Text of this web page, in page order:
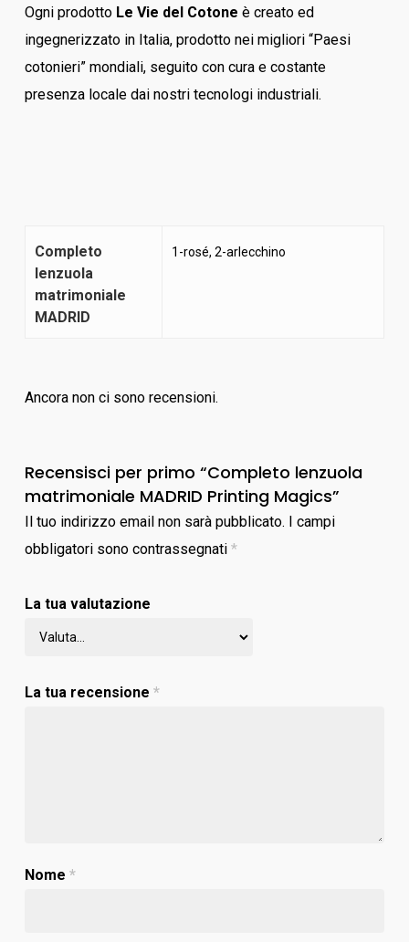
Ogni prodotto Le Vie del Cotone è creato ed
ingegnerizzato in Italia, prodotto nei migliori “Paesi
cotonieri” mondiali, seguito con cura e costante
presenza locale dai nostri tecnologi industriali.
Completo
lenzuola
matrimoniale
MADRID
1-rosé, 2-arlecchino
Ancora non ci sono recensioni.
Recensisci per primo “Completo lenzuola
matrimoniale MADRID Printing Magics”
Il tuo indirizzo email non sarà pubblicato. I campi
obbligatori sono contrassegnati *
La tua valutazione
La tua recensione *
Nome *